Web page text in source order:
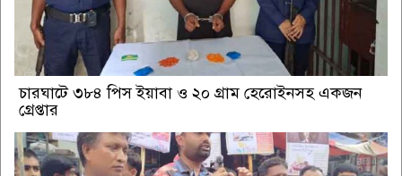
চারঘাটে ৩৮৪ পিস ইয়াবা ও ২০ গ্রাম হেরোইনসহ একজন
গ্রেপ্তার